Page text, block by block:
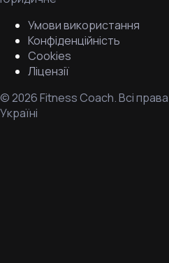
Умови використання
Конфіденційність
Cookies
Ліцензії
©2026Fitness Coach.Всі
Україні